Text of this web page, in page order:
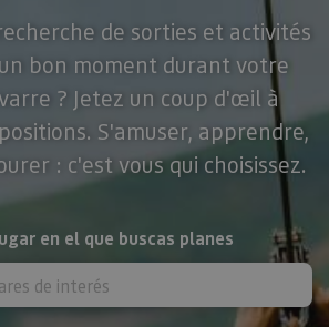
de sorties et activités
bon moment durant votre
? Jetez un coup d'œil à
S'amuser, apprendre,
: c'est vous qui choisissez.
en el que buscas planes